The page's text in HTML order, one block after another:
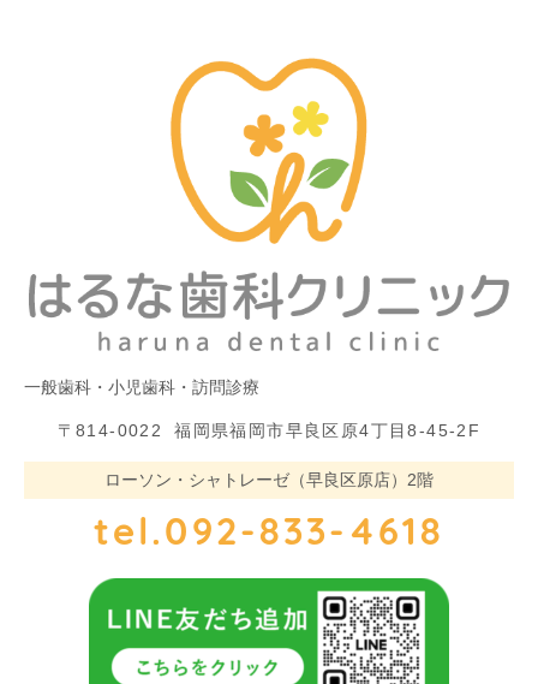
一般歯科・小児歯科・訪問診療
〒814-0022 福岡県福岡市早良区原4丁目8-45-2F
ローソン・シャトレーゼ（早良区原店）2階
tel.092-833-4618